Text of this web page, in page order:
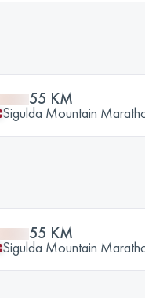
55 KM
Sigulda Mountain
55 KM
Sigulda Mountain